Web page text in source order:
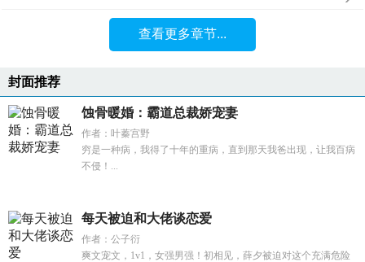
查看更多章节...
封面推荐
蚀骨暖婚：霸道总裁娇宠妻
作者：叶蓁宫野
穷是一种病，我得了十年的重病，直到那天我爸出现，让我百病
不侵！...
每天被迫和大佬谈恋爱
作者：公子衍
爽文宠文，1v1，女强男强！初相见，薛夕被迫对这个充满危险